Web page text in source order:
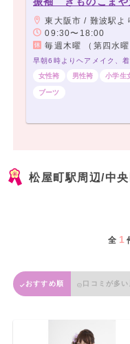
東大阪市 / 難波駅より近鉄布施駅 南西出
09:30〜18:00
毎週木曜 （第四水曜
女性袴
男性袴 小学生
ブーツ
松屋町駅周辺/中
全 1
おすすめ順 口コミが多い